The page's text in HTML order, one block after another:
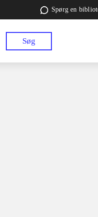
Spørg en
Søg